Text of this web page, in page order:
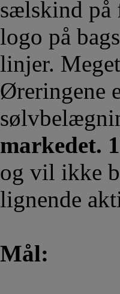
sælskind på
logo på
linjer.
Øreringene
markedet.
og vil ikke
lignende
Mål: